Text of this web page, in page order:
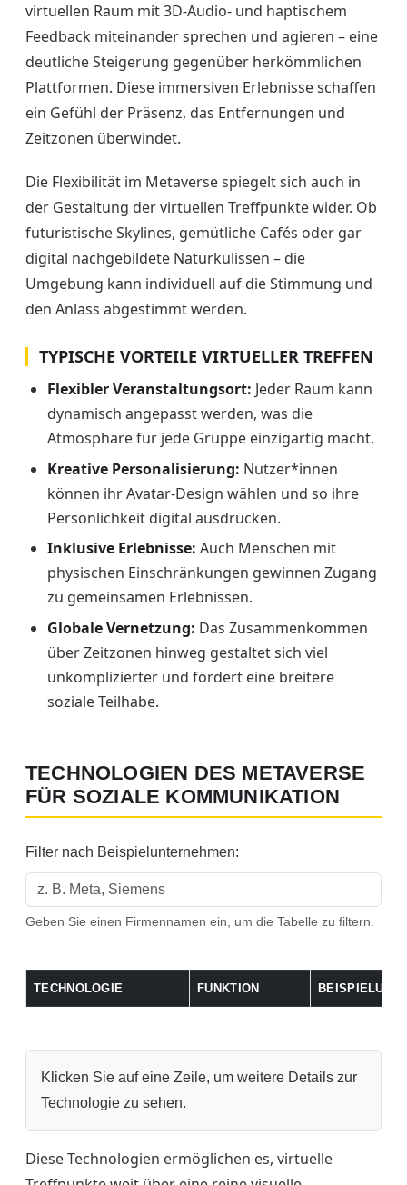
virtuellen Raum mit 3D-Audio- und haptischem
Feedback miteinander sprechen und agieren – eine
deutliche Steigerung gegenüber herkömmlichen
Plattformen. Diese immersiven Erlebnisse schaffen
ein Gefühl der Präsenz, das Entfernungen und
Zeitzonen überwindet.
Die Flexibilität im Metaverse spiegelt sich auch in
der Gestaltung der virtuellen Treffpunkte wider. Ob
futuristische Skylines, gemütliche Cafés oder gar
digital nachgebildete Naturkulissen – die
Umgebung kann individuell auf die Stimmung und
den Anlass abgestimmt werden.
TYPISCHE VORTEILE VIRTUELLER TREFFEN
Flexibler Veranstaltungsort: Jeder Raum kann
dynamisch angepasst werden, was die
Atmosphäre für jede Gruppe einzigartig macht.
Kreative Personalisierung: Nutzer*innen
können ihr Avatar-Design wählen und so ihre
Persönlichkeit digital ausdrücken.
Inklusive Erlebnisse: Auch Menschen mit
physischen Einschränkungen gewinnen Zugang
zu gemeinsamen Erlebnissen.
Globale Vernetzung: Das Zusammenkommen
über Zeitzonen hinweg gestaltet sich viel
unkomplizierter und fördert eine breitere
soziale Teilhabe.
TECHNOLOGIEN DES METAVERSE
FÜR SOZIALE KOMMUNIKATION
Filter nach Beispielunternehmen:
Geben Sie einen Firmennamen ein, um die Tabelle zu filtern.
TECHNOLOGIE FUNKTION
Klicken Sie auf eine Zeile, um weitere Details zur
Technologie zu sehen.
Diese Technologien ermöglichen es, virtuelle